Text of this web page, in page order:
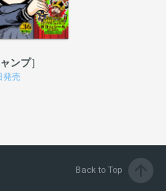
ンプ
発売
Back to Top